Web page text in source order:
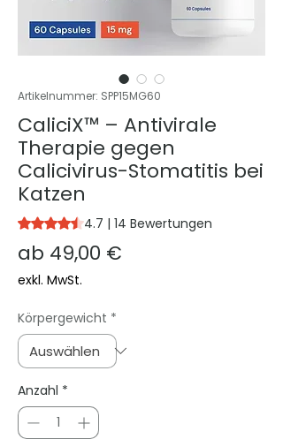
Artikelnummer: SPP15MG60
CaliciX™ – Antivirale
Therapie gegen
Calicivirus-Stomatitis bei
Katzen
Das Rating beträgt 4.7 von fünf Sternen,
4.7 | 14 Bewertungen
ab 49,00 €
exkl. MwSt.
Körpergewicht *
Anzahl *